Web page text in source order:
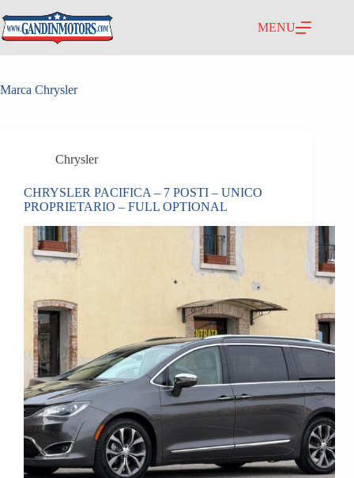
MENU
Marca Chrysler
Chrysler
CHRYSLER PACIFICA – 7 POSTI – UNICO
PROPRIETARIO – FULL OPTIONAL